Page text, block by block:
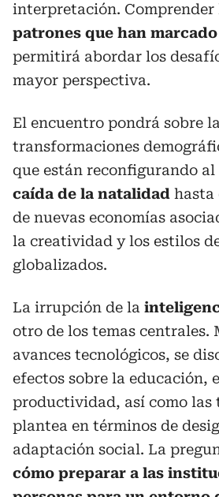
interpretación. Comprender
patrones que han
permitirá abordar los
mayor perspectiva.
El encuentro pondrá sobre
transformaciones
que están reconfigurando al
caída de la natalidad hasta
de nuevas economías
la creatividad y los estilos
globalizados.
La irrupción de la
otro de los temas centrales.
avances tecnológicos, se
efectos sobre la educación,
productividad, así como las
plantea en términos de
adaptación social. La
cómo preparar a las